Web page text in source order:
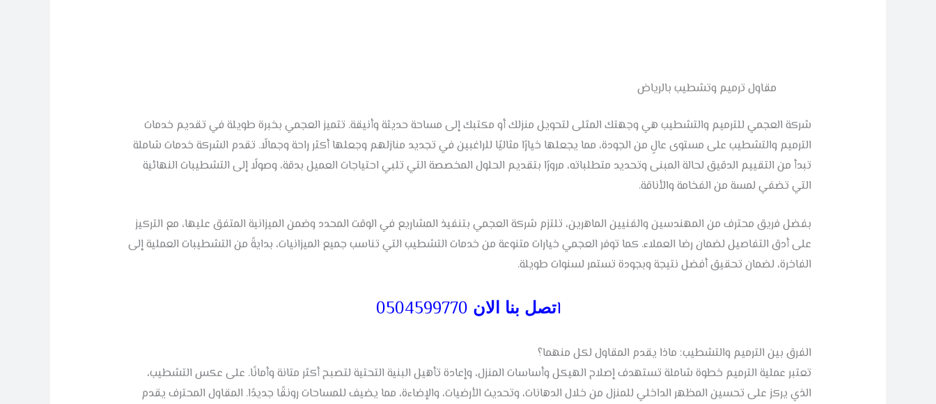
مقاول ترميم وتشطيب بالرياض
شركة العجمي للترميم والتشطيب هي وجهتك المثلى لتحويل منزلك أو مكتبك إلى مساحة حديثة وأنيقة. تتميز العجمي بخبرة طويلة في تقديم خدمات
الترميم والتشطيب على مستوى عالٍ من الجودة، مما يجعلها خيارًا مثاليًا للراغبين في تجديد منازلهم وجعلها أكثر راحة وجمالًا. تقدم الشركة خدمات شاملة
تبدأ من التقييم الدقيق لحالة المبنى وتحديد متطلباته، مرورًا بتقديم الحلول المخصصة التي تلبي احتياجات العميل بدقة، وصولًا إلى التشطيبات النهائية
التي تضفي لمسة من الفخامة والأناقة.
بفضل فريق محترف من المهندسين والفنيين الماهرين، تلتزم شركة العجمي بتنفيذ المشاريع في الوقت المحدد وضمن الميزانية المتفق عليها، مع التركيز
على أدق التفاصيل لضمان رضا العملاء. كما توفر العجمي خيارات متنوعة من خدمات التشطيب التي تناسب جميع الميزانيات، بدايةً من التشطيبات العملية إلى
الفاخرة، لضمان تحقيق أفضل نتيجة وبجودة تستمر لسنوات طويلة.
اتصل بنا الان 0504599770
الفرق بين الترميم والتشطيب: ماذا يقدم المقاول لكل منهما؟
تعتبر عملية الترميم خطوة شاملة تستهدف إصلاح الهيكل وأساسات المنزل، وإعادة تأهيل البنية التحتية لتصبح أكثر متانة وأمانًا. على عكس التشطيب،
الذي يركز على تحسين المظهر الداخلي للمنزل من خلال الدهانات، وتحديث الأرضيات، والإضاءة، مما يضيف للمساحات رونقًا جديدًا. المقاول المحترف يقدم